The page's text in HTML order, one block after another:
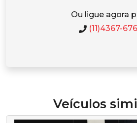
Ou ligue agora
(11)4367-
Veículos